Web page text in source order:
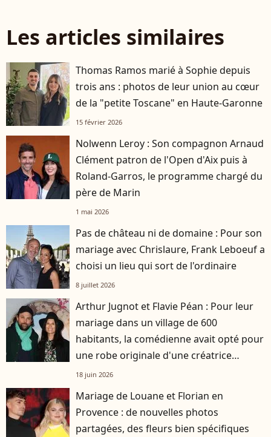
Les articles similaires
Thomas Ramos marié à Sophie depuis
trois ans : photos de leur union au cœur
de la "petite Toscane" en Haute-Garonne
15 février 2026
Nolwenn Leroy : Son compagnon Arnaud
Clément patron de l'Open d'Aix puis à
Roland-Garros, le programme chargé du
père de Marin
1 mai 2026
Pas de château ni de domaine : Pour son
mariage avec Chrislaure, Frank Leboeuf a
choisi un lieu qui sort de l'ordinaire
8 juillet 2026
Arthur Jugnot et Flavie Péan : Pour leur
mariage dans un village de 600
habitants, la comédienne avait opté pour
une robe originale d'une créatrice
française
18 juin 2026
Mariage de Louane et Florian en
Provence : de nouvelles photos
partagées, des fleurs bien spécifiques